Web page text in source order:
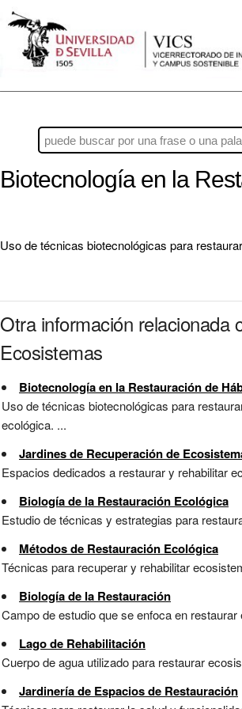
Biotecnología en la
Uso de técnicas biotecnológicas para
Otra información relacionada
Ecosistemas
Biotecnología en la Restauración de
Uso de técnicas biotecnológicas para
ecológica. ...
Jardines de Recuperación de
Espacios dedicados a restaurar y rehabilitar
Biología de la Restauración Ecológica
Estudio de técnicas y estrategias para
Métodos de Restauración Ecológica
Técnicas para recuperar y rehabilitar
Biología de la Restauración
Campo de estudio que se enfoca en
Lago de Rehabilitación
Cuerpo de agua utilizado para restaurar
Jardinería de Espacios de Restauración